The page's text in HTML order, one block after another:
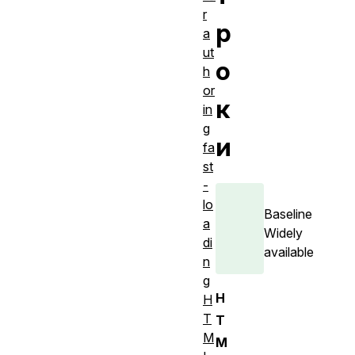
р
о
к
и
Baseline
Widely
available
H
T
M
r
a
ut
h
or
in
g
fa
st
-
lo
a
di
n
g
H
T
M